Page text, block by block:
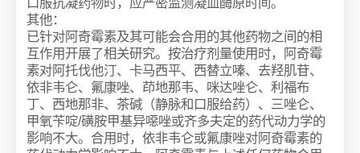
其他：
已针对阿奇霉素及其可能会合用的其他药物之间的相
互作用开展了相关研究。按治疗剂量使用时，阿奇霉
素对阿托伐他汀、卡马西平、西替立嗪、去羟肌苷、
依非韦仑、氟康唑、茚地那韦、咪达唑仑、利福布
丁、西地那非、茶碱（静脉和口服给药）、三唑仑、
甲氧苄啶/磺胺甲基异噁唑或齐多夫定的药代动力学的
影响不大。合用时，依非韦仑或氟康唑对阿奇霉素的